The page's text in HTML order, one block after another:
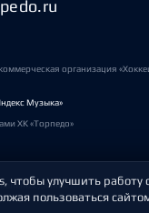
организация
Музыка»
ХК «Торпедо»
данных
чтобы улучшить работу
пользоваться